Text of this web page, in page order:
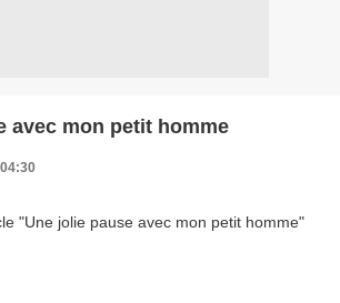
avec mon petit homme